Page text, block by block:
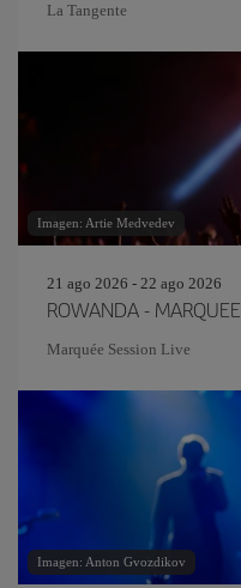
La Tangente
Imagen: Artie Medvedev
21 ago 2026 - 22 ago 2026
ROWANDA - MARQUEE
Marquée Session Live
Imagen: Anton Gvozdikov